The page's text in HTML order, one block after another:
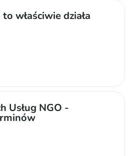
właściwie działa
Usług NGO -